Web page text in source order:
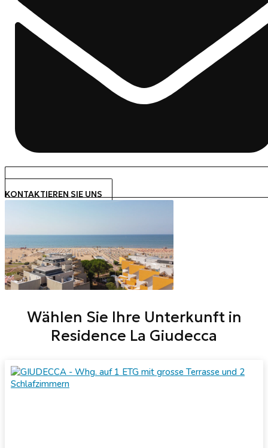
KONTAKTIEREN SIE UNS
Wählen Sie Ihre Unterkunft in
Residence La Giudecca